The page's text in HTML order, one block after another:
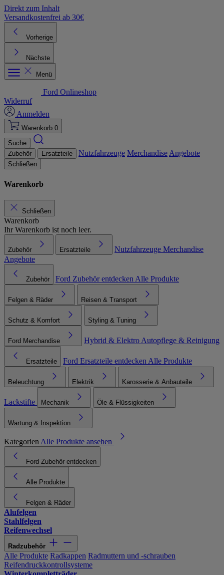
Direkt zum Inhalt
Versandkostenfrei ab 30€
Vorherige
Nächste
Menü
Ford Onlineshop
Widerruf
Anmelden
Warenkorb 0
Suche
Zubehör
Ersatzteile Nutzfahrzeuge Merchandise Angebote
Schließen
Warenkorb
Schließen
Warenkorb
Ihr Warenkorb ist noch leer.
Zubehör Ersatzteile Nutzfahrzeuge Merchandise
Angebote
Zubehör Ford Zubehör entdecken Alle Produkte
Felgen & Räder Reisen & Transport
Schutz & Komfort Styling & Tuning
Ford Merchandise Hybrid & Elektro Autopflege & Reinigung
Ersatzteile Ford Ersatzteile entdecken Alle Produkte
Beleuchtung Elektrik Karosserie & Anbauteile
Lackstifte Mechanik Öle & Flüssigkeiten
Wartung & Inspektion
Kategorien Alle Produkte ansehen
Ford Zubehör entdecken
Alle Produkte
Felgen & Räder
Alufelgen
Stahlfelgen
Reifenwechsel
Radzubehör
Alle Produkte Radkappen Radmuttern und -schrauben
Reifendruckkontrollsysteme